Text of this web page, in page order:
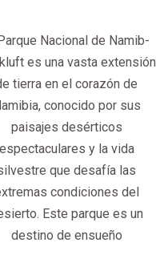
Nacional de Namib-
es una vasta extensión
tierra en el corazón de
conocido por sus
paisajes desérticos
espectaculares y la vida
que desafía las
condiciones del
Este parque es un
destino de ensueño